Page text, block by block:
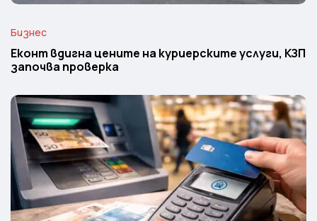
Бизнес
Еконт вдигна цените на куриерските услуги, КЗП
започва проверка